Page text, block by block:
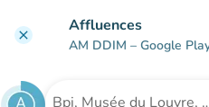
clear Affluences
AM DDIM – Google